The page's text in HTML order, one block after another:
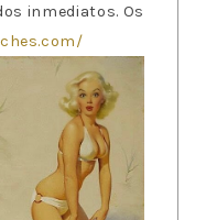
inmediatos. Os